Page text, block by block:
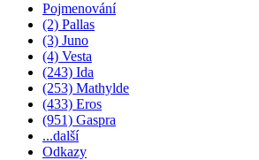
Pojmenování
(2) Pallas
(3) Juno
(4) Vesta
(243) Ida
(253) Mathylde
(433) Eros
(951) Gaspra
...další
Odkazy